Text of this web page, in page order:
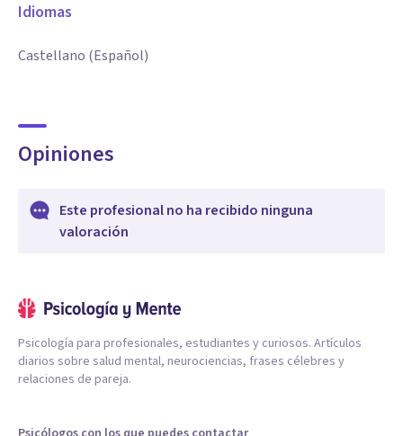
Idiomas
Castellano (Español)
Opiniones
Este profesional no ha recibido ninguna
valoración
Psicología para profesionales, estudiantes y curiosos. Artículos
diarios sobre salud mental, neurociencias, frases célebres y
relaciones de pareja.